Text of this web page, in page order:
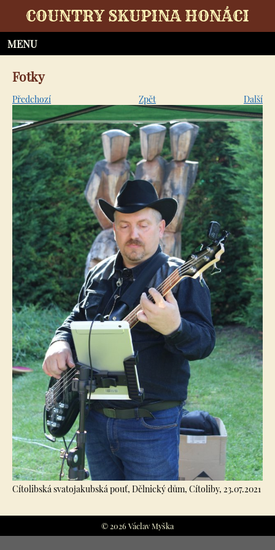
COUNTRY SKUPINA HONÁCI
Fotky
Předchozí Zpět Další
Cítolibská svatojakubská pouť, Dělnický dům, Cítoliby, 23.07.2021
© 2026 Václav Myška